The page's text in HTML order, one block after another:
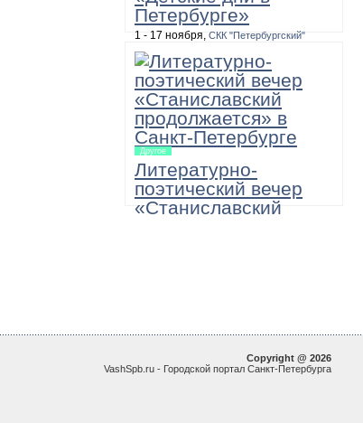
Петербурге»
1 - 17 ноября, СКК "Петербургский"
Масштабная двухнедельная
программа, в которую входят игра-
путешествие по музеям «12345 – я
иду искать!», а также выставки, акции,
мастер-классы и игровые занятия для
детей и подростков.
Другое
Литературно-
поэтический вечер
«Станиславский
Copyright @ 2026
VashSpb.ru - Городской портал Санкт-Петербурга